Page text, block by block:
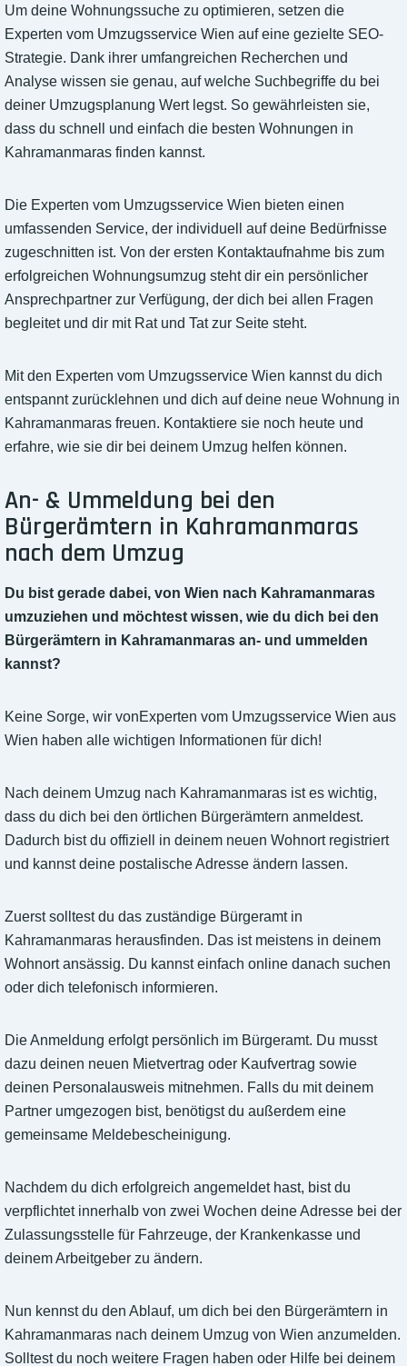
Um deine Wohnungssuche zu optimieren, setzen die
Experten vom Umzugsservice Wien auf eine gezielte SEO-
Strategie. Dank ihrer umfangreichen Recherchen und
Analyse wissen sie genau, auf welche Suchbegriffe du bei
deiner Umzugsplanung Wert legst. So gewährleisten sie,
dass du schnell und einfach die besten Wohnungen in
Kahramanmaras finden kannst.
Die Experten vom Umzugsservice Wien bieten einen
umfassenden Service, der individuell auf deine Bedürfnisse
zugeschnitten ist. Von der ersten Kontaktaufnahme bis zum
erfolgreichen Wohnungsumzug steht dir ein persönlicher
Ansprechpartner zur Verfügung, der dich bei allen Fragen
begleitet und dir mit Rat und Tat zur Seite steht.
Mit den Experten vom Umzugsservice Wien kannst du dich
entspannt zurücklehnen und dich auf deine neue Wohnung in
Kahramanmaras freuen. Kontaktiere sie noch heute und
erfahre, wie sie dir bei deinem Umzug helfen können.
An- & Ummeldung bei den
Bürgerämtern in Kahramanmaras
nach dem Umzug
Du bist gerade dabei, von Wien nach Kahramanmaras
umzuziehen und möchtest wissen, wie du dich bei den
Bürgerämtern in Kahramanmaras an- und ummelden
kannst?
Keine Sorge, wir vonExperten vom Umzugsservice Wien aus
Wien haben alle wichtigen Informationen für dich!
Nach deinem Umzug nach Kahramanmaras ist es wichtig,
dass du dich bei den örtlichen Bürgerämtern anmeldest.
Dadurch bist du offiziell in deinem neuen Wohnort registriert
und kannst deine postalische Adresse ändern lassen.
Zuerst solltest du das zuständige Bürgeramt in
Kahramanmaras herausfinden. Das ist meistens in deinem
Wohnort ansässig. Du kannst einfach online danach suchen
oder dich telefonisch informieren.
Die Anmeldung erfolgt persönlich im Bürgeramt. Du musst
dazu deinen neuen Mietvertrag oder Kaufvertrag sowie
deinen Personalausweis mitnehmen. Falls du mit deinem
Partner umgezogen bist, benötigst du außerdem eine
gemeinsame Meldebescheinigung.
Nachdem du dich erfolgreich angemeldet hast, bist du
verpflichtet innerhalb von zwei Wochen deine Adresse bei der
Zulassungsstelle für Fahrzeuge, der Krankenkasse und
deinem Arbeitgeber zu ändern.
Nun kennst du den Ablauf, um dich bei den Bürgerämtern in
Kahramanmaras nach deinem Umzug von Wien anzumelden.
Solltest du noch weitere Fragen haben oder Hilfe bei deinem